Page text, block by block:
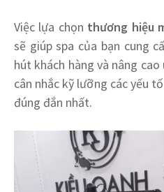
Việc lựa chọn thương hiệu
sẽ giúp spa của bạn cung
hút khách hàng và nâng
cân nhắc kỹ lưỡng các yếu
đúng đắn nhất.